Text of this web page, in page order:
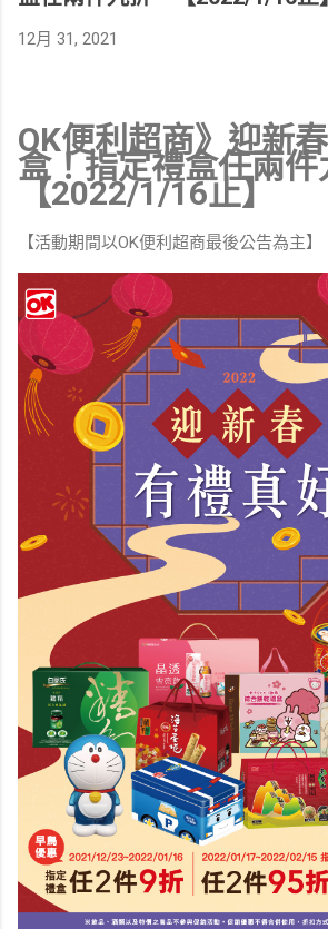
12月 31, 2021
OK便利超商》迎新
盒！指定禮盒任兩件
【2022/1/16止】
【活動期間以OK便利超商最後公告為主】